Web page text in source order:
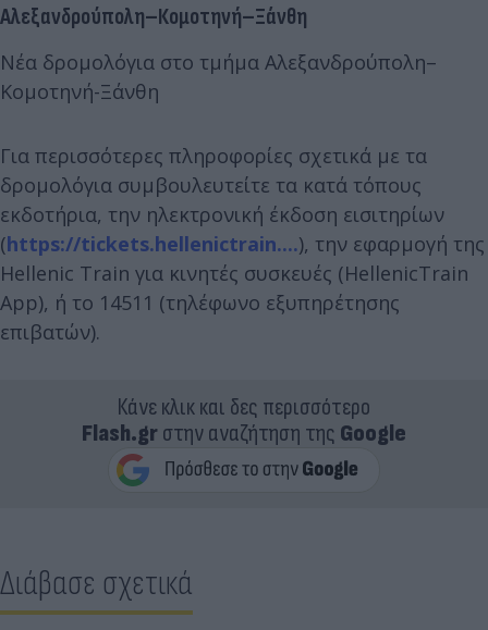
Αλεξανδρούπολη–Κομοτηνή–Ξάνθη
Νέα δρομολόγια στο τμήμα Αλεξανδρούπολη–
Κομοτηνή-Ξάνθη
Για περισσότερες πληροφορίες σχετικά με τα
δρομολόγια συμβουλευτείτε τα κατά τόπους
εκδοτήρια, την ηλεκτρονική έκδοση εισιτηρίων
(https://tickets.hellenictrain....), την εφαρμογή της
Hellenic Train για κινητές συσκευές (HellenicTrain
App), ή το 14511 (τηλέφωνο εξυπηρέτησης
επιβατών).
Κάνε κλικ και δες περισσότερο
Flash.grστην αναζήτηση της Google
Διάβασε σχετικά